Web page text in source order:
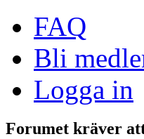
FAQ
Bli
Logga in
Forumet kräver